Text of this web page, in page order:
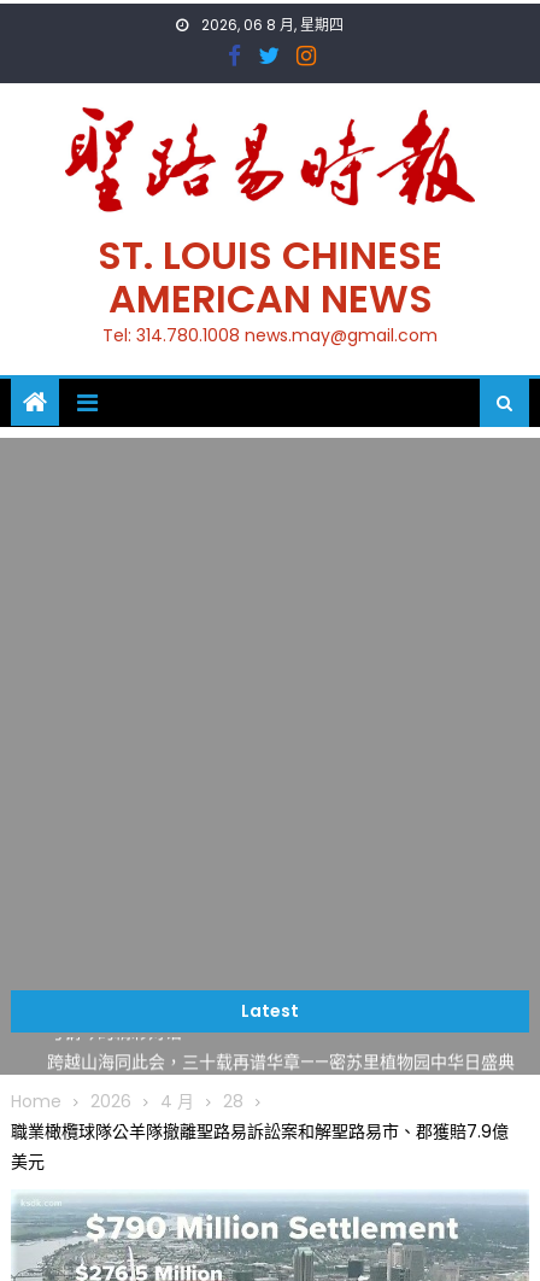
2026, 06 8 月, 星期四
ST. LOUIS CHINESE
AMERICAN NEWS
Tel: 314.780.1008 news.may@gmail.com
Latest
筝声与琴韵交汇：刘励(Li Statler)与钢琴家Darek演绎一场古筝
跨越山海同此会，三十载再谱华章——密苏里植物园中华日盛典
圣路易龙舟俱乐部5月16日龙舟体验日 邀请各界亲身体验划行乐
趣 + 水上竞速魅力
执掌密苏里植物园近四十年 致力推动全球植物多样性研究与中美
合作 Peter Raven 博士逝世 享年89岁
一晃三十年，初夏又相逢。中华日，等你来赴约 —— 密苏里植物
Home 2026 4 月
28
職業橄欖球隊公羊隊撤離聖路易訴訟案和解聖路易市、郡獲賠7.9億
美元